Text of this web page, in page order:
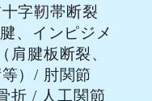
字靭帯断裂
、インピジメ
肩腱板断裂、
）/ 肘関節
折 / 人工関節